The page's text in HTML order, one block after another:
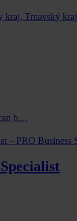
kraj, Trnavský kraj
b…